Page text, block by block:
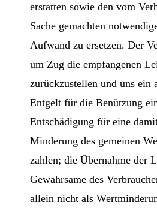
erstatten sowie den vom
Sache gemachten
Aufwand zu ersetzen. Der
um Zug die empfangenen
zurückzustellen und uns ein
Entgelt für die Benützung
Entschädigung für eine
Minderung des gemeinen
zahlen; die Übernahme der
Gewahrsame des
allein nicht als